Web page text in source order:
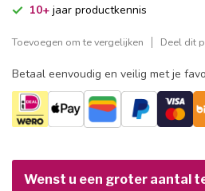
10+ jaar productkennis
Toevoegen om te vergelijken Deel dit
Betaal eenvoudig en veilig met je
Wenst u een groter aantal